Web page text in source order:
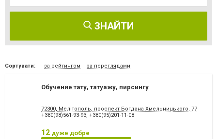
ЗНАЙТИ
Сортувати: за рейтингом за переглядами
Обучение тату, татуажу, пирсингу
72300, Мелітополь, проспект Богдана Хмельницького, 77
+380(98)561-93-93, +380(95)201-11-08
12 дуже добре